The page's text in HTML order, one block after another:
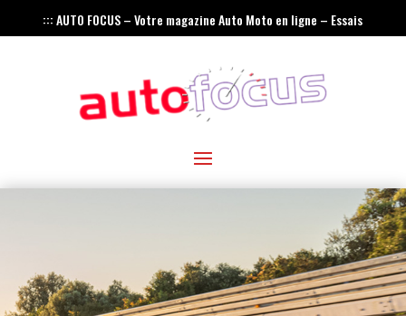
::: AUTO FOCUS – Votre magazine Auto Moto en ligne – Essais
– Actualités – Innovations – Rétro :::